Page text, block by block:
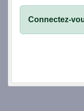
Connectez-